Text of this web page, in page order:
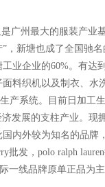
州最大的服装产业
，新塘也成了全国驰
业企业的60%。有达
料织机以及制衣、水
产系统。目前日加工
发展的支柱产业。现
内外较为知名的品
批发，polo ralph
一线品牌原单正品为主